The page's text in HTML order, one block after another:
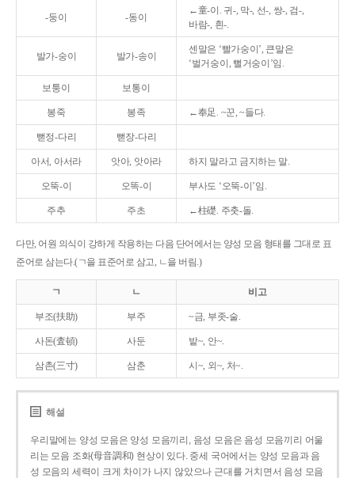
-둥이 -동이
←童-이. 귀-, 막-, 선-, 쌍-, 검-,
바람-, 흰-.
발가-숭이 발가-송이
센말은 ‘빨가숭이’, 큰말은
‘벌거숭이, 뻘거숭이’임.
보퉁이 보통이
봉죽 봉족 ←奉足. ~꾼, ~들다.
뻗정-다리 뻗장-다리
아서, 아서라 앗아, 앗아라 하지 말라고 금지하는 말.
오뚝-이 오똑-이 부사도 ‘오뚝-이’임.
주추 주초 ←柱礎. 주춧-돌.
다만, 어원 의식이 강하게 작용하는 다음 단어에서는 양성 모음 형태를 그대로 표
준어로 삼는다.(ㄱ을 표준어로 삼고, ㄴ을 버림.)
ㄱ ㄴ 비고
부조(扶助) 부주 ~금, 부좃-술.
사돈(査頓) 사둔 밭~, 안~.
삼촌(三寸) 삼춘 시~, 외~, 처~.
해설
우리말에는 양성 모음은 양성 모음끼리, 음성 모음은 음성 모음끼리 어울
리는 모음 조화(母音調和) 현상이 있다. 중세 국어에서는 양성 모음과 음
성 모음의 세력이 크게 차이가 나지 않았으나 근대를 거치면서 음성 모음